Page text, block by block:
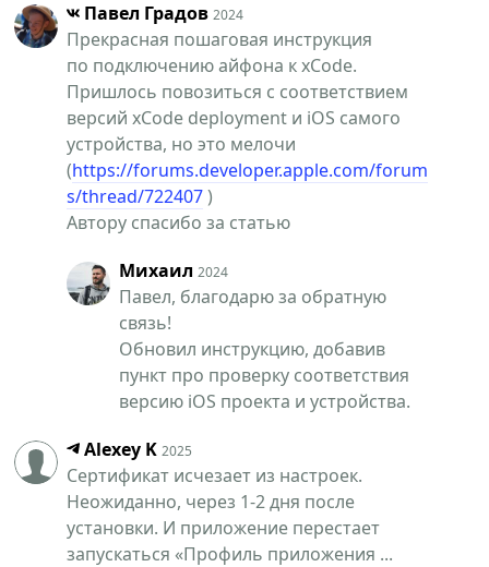
Павел Градов 2024
Прекрасная пошаговая инструкция
по подключению айфона к xCode.
Пришлось повозиться с соответствием
версий xCode deployment и iOS самого
устройства, но это мелочи
(https://forums.developer.apple.com/forum
s/thread/722407)
Автору спасибо за статью
Михаил 2024
Павел, благодарю за обратную
связь!
Обновил инструкцию, добавив
пункт про проверку соответствия
версию iOS проекта и устройства.
Alexey K 2025
Сертификат исчезает из настроек.
Неожиданно, через 1-2 дня после
установки. И приложение перестает
запускаться «Профиль приложения ...